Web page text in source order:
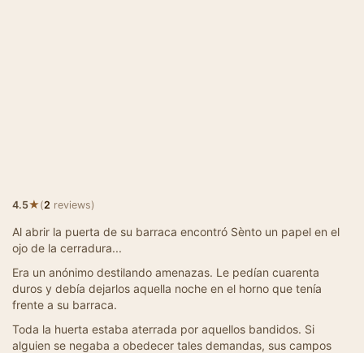
4.5★(2 reviews)
Al abrir la puerta de su barraca encontró Sènto un papel en el
ojo de la cerradura...
Era un anónimo destilando amenazas. Le pedían cuarenta
duros y debía dejarlos aquella noche en el horno que tenía
frente a su barraca.
Toda la huerta estaba aterrada por aquellos bandidos. Si
alguien se negaba a obedecer tales demandas, sus campos